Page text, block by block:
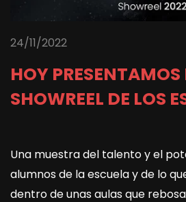
24/11/2022
HOY
SHOWREEL DE LOS
Una muestra del talento y el
alumnos de la escuela y de lo
dentro de unas aulas que